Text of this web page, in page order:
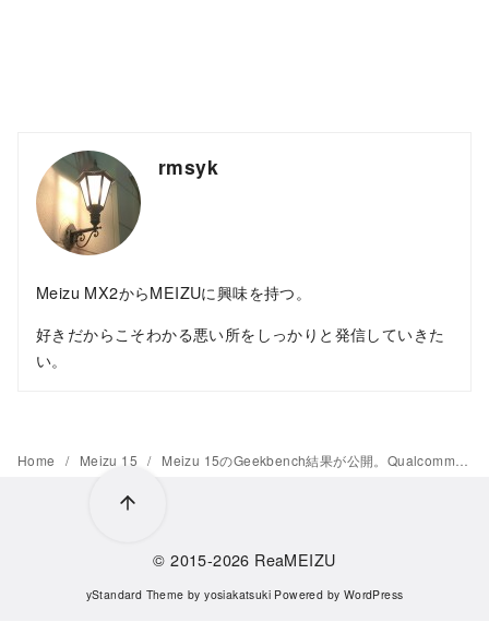
rmsyk
Meizu MX2からMEIZUに興味を持つ。
好きだからこそわかる悪い所をしっかりと発信していきた
い。
Home Meizu 15 Meizu 15のGeekbench結果が公開。Qualcomm Snapdragon 660を搭載
© 2015-2026 ReaMEIZU
yStandard Theme byyosiakatsuki Powered by WordPress